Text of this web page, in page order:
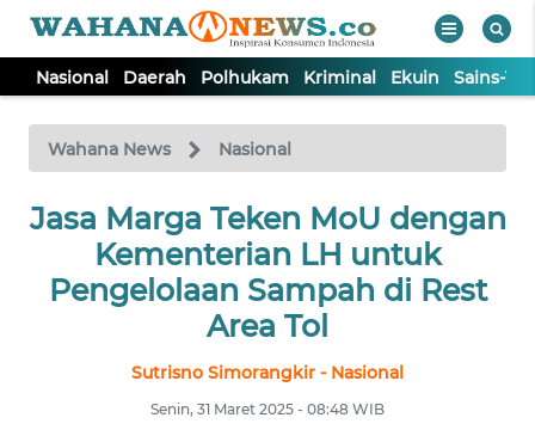
Nasional Daerah Polhukam Kriminal Ekuin Sains-
Wahana News Nasional
Jasa Marga Teken MoU dengan
Kementerian LH untuk
Pengelolaan Sampah di Rest
Area Tol
Sutrisno Simorangkir - Nasional
Senin, 31 Maret 2025 - 08:48 WIB
TV
Tutup
NASIONAL
DAERAH